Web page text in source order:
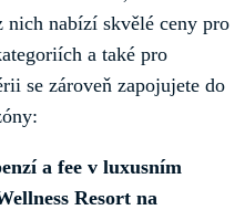
nich nabízí skvělé ceny pro
a také pro
se zároveň zapojujete do
a fee v luxusním
Resort na